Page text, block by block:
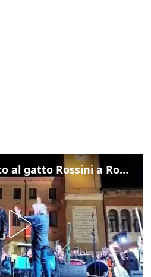
Il concerto dedicato al gatto Rossini a Rovigo: ecco un estratto